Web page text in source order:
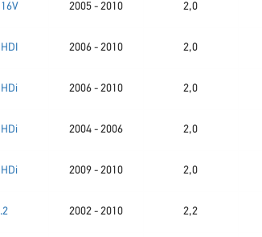
2005 - 2010 2,0
2006 - 2010 2,0
2006 - 2010 2,0
2004 - 2006 2,0
2009 - 2010 2,0
2002 - 2010 2,2